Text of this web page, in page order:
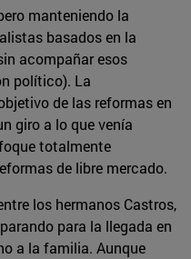
manteniendo la
basados en la
acompañar esos
político). La
de las reformas en
giro a lo que venía
totalmente
de libre mercado.
los hermanos Castros,
para la llegada en
a la familia. Aunque